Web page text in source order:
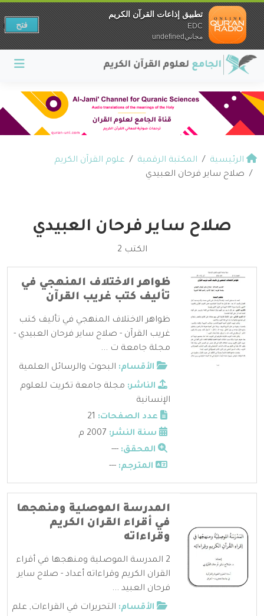
الرئيسية المكتبة الرقمية
علوم القرآن الكريم
صلاح ساير فرحان العبيدي
صلاح ساير فرحان العبيدي
الكتب 2
ظواهر الاختلاف المنهجي في
تأليف كتب غريب القرآن
ظواهر الاختلاف المنهجي في تأليف كتب
غريب القرآن - صلاح ساير فرحان العبيدي -
مجلة جامعة ت ...
الأقسام: البحوث والرسائل العلمية
الناشر: مجلة جامعة تكريت للعلوم
الإنسانية
عدد الصفحات:
سنة النشر:
المحقق: ---
المترجم: ---
المدرسة الموصلية ومنهجها
في أقراء القران الكريم
وقراءاته
2 المدرسة الموصلية ومنهجها في أقراء
القران الكريم وقراءاته أعداد - صلاح ساير
فرحان العبيد ...
الأقسام: التحريرات في القراءات, علم
تطبيق إذاعات القرآن الكريم
EDC
مجانيundefined
فتح